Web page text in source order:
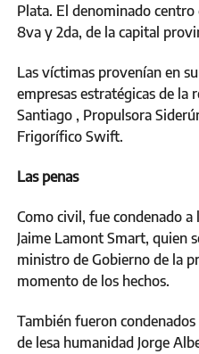
Plata. El denominado centro
8va y 2da, de la capital
Las víctimas provenían en
empresas estratégicas de la
Santiago , Propulsora
Frigorífico Swift.
Las penas
Como civil, fue condenado
Jaime Lamont Smart, quien
ministro de Gobierno de la
momento de los hechos.
También fueron
de lesa humanidad Jorge